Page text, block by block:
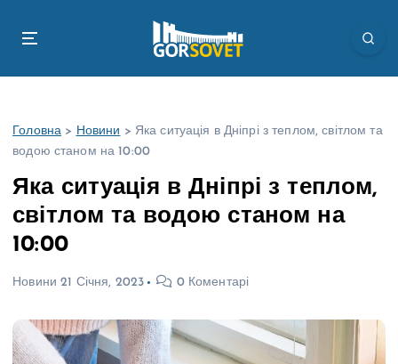
Головна > Новини > Яка ситуація в Дніпрі з теплом, світлом та
водою станом на 10:00
Яка ситуація в Дніпрі з теплом,
світлом та водою станом на
10:00
Новини 21 Січня, 2023 0 Коментарі